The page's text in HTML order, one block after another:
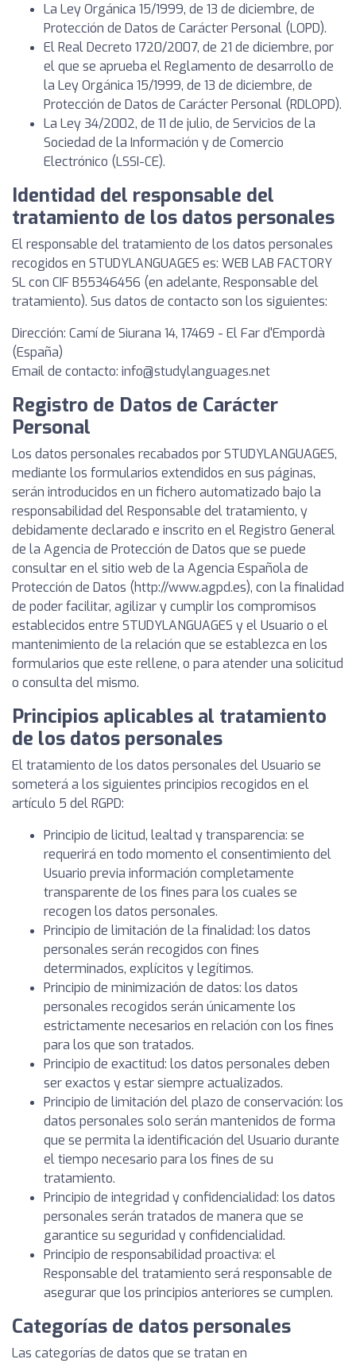
La Ley Orgánica 15/1999, de 13 de diciembre, de
Protección de Datos de Carácter Personal (LOPD).
El Real Decreto 1720/2007, de 21 de diciembre, por
el que se aprueba el Reglamento de desarrollo de
la Ley Orgánica 15/1999, de 13 de diciembre, de
Protección de Datos de Carácter Personal (RDLOPD).
La Ley 34/2002, de 11 de julio, de Servicios de la
Sociedad de la Información y de Comercio
Electrónico (LSSI-CE).
Identidad del responsable del
tratamiento de los datos personales
El responsable del tratamiento de los datos personales
recogidos en STUDYLANGUAGES es: WEB LAB FACTORY
SL con CIF B55346456 (en adelante, Responsable del
tratamiento). Sus datos de contacto son los siguientes:
Dirección: Camí de Siurana 14, 17469 - El Far d'Empordà
(España)
Email de contacto: info@studylanguages.net
Registro de Datos de Carácter
Personal
Los datos personales recabados por STUDYLANGUAGES,
mediante los formularios extendidos en sus páginas,
serán introducidos en un fichero automatizado bajo la
responsabilidad del Responsable del tratamiento, y
debidamente declarado e inscrito en el Registro General
de la Agencia de Protección de Datos que se puede
consultar en el sitio web de la Agencia Española de
Protección de Datos (http://www.agpd.es), con la finalidad
de poder facilitar, agilizar y cumplir los compromisos
establecidos entre STUDYLANGUAGES y el Usuario o el
mantenimiento de la relación que se establezca en los
formularios que este rellene, o para atender una solicitud
o consulta del mismo.
Principios aplicables al tratamiento
de los datos personales
El tratamiento de los datos personales del Usuario se
someterá a los siguientes principios recogidos en el
artículo 5 del RGPD:
Principio de licitud, lealtad y transparencia: se
requerirá en todo momento el consentimiento del
Usuario previa información completamente
transparente de los fines para los cuales se
recogen los datos personales.
Principio de limitación de la finalidad: los datos
personales serán recogidos con fines
determinados, explícitos y legítimos.
Principio de minimización de datos: los datos
personales recogidos serán únicamente los
estrictamente necesarios en relación con los fines
para los que son tratados.
Principio de exactitud: los datos personales deben
ser exactos y estar siempre actualizados.
Principio de limitación del plazo de conservación: los
datos personales solo serán mantenidos de forma
que se permita la identificación del Usuario durante
el tiempo necesario para los fines de su
tratamiento.
Principio de integridad y confidencialidad: los datos
personales serán tratados de manera que se
garantice su seguridad y confidencialidad.
Principio de responsabilidad proactiva: el
Responsable del tratamiento será responsable de
asegurar que los principios anteriores se cumplen.
Categorías de datos personales
Las categorías de datos que se tratan en